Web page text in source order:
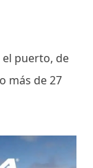
el puerto, de
más de 27